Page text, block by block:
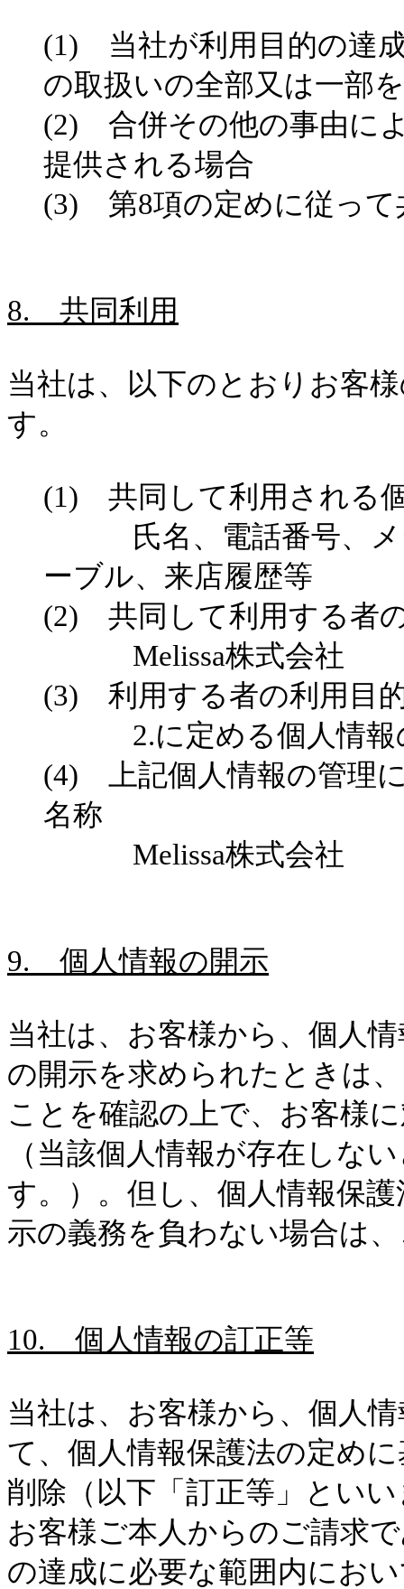
(1) 当社が利用目的の達
の取扱いの全部又は一部
(2) 合併その他の事由に
提供される場合
(3) 第8項の定めに従っ
8. 共同利用
当社は、以下のとおりお客
す。
(1) 共同して利用される
氏名、電話番号、メ
ーブル、来店履歴等
(2) 共同して利用する者
Melissa株式会社
(3) 利用する者の利用目
2.に定める個人情
(4) 上記個人情報の管理
名称
Melissa株式会社
9. 個人情報の開示
当社は、お客様から、個人
の開示を求められたときは
ことを確認の上で、お客様
（当該個人情報が存在しな
す。）。但し、個人情報保
示の義務を負わない場合は
10. 個人情報の訂正等
当社は、お客様から、個人
て、個人情報保護法の定め
削除（以下「訂正等」とい
お客様ご本人からのご請求
の達成に必要な範囲内にお